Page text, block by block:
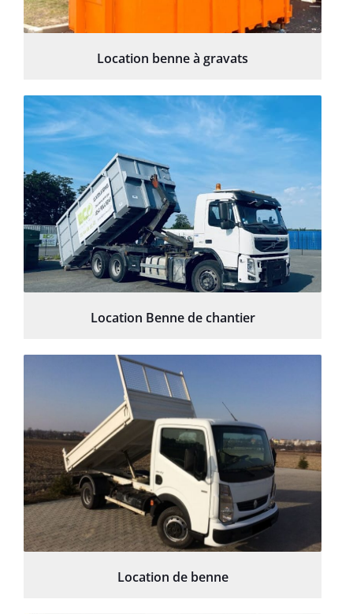
Location benne à gravats
Location Benne de chantier
Location de benne